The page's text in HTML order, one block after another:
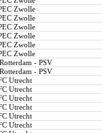
Zwolle
Zwolle
Zwolle
Zwolle
Zwolle
Zwolle
- PSV
- PSV
Utrecht
Utrecht
Utrecht
Utrecht
Utrecht
Utrecht